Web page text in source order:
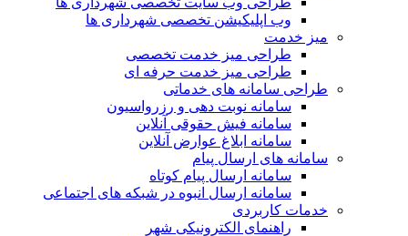
وب اپلیکیشن تخصصی شهرداری ها
میز خدمت
طراحی میز خدمت تخصصی
طراحی میز خدمت حرفه ای
طراحی سامانه های خدماتی
سامانه نوبت دهی و رزرواسیون
سامانه فیش حقوقی آنلاین
سامانه ابلاغ عوارض آنلاین
سامانه های ارسال پیام
سامانه ارسال پیام کوتاه
سامانه ارسال انبوه در شبکه های اجتماعی
خدمات کاربردی
راهنمای الکترونیکی شهر